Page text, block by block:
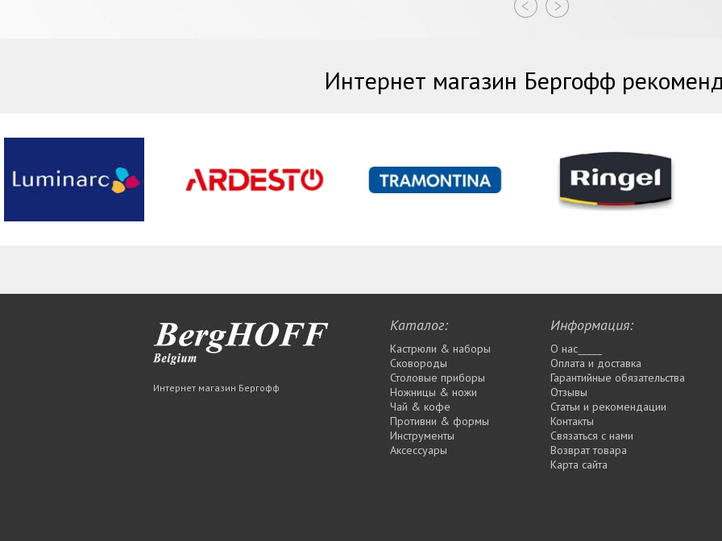
Интернет магазин Бергофф
Интернет магазин Бергофф
Каталог:
Кастрюли & наборы
Сковороды
Столовые приборы
Ножницы & ножи
Чай & кофе
Противни & формы
Инструменты
Аксессуары
Информация:
О нас_____
Оплата и доставка
Гарантийные обязательства
Отзывы
Статьи и рекомендации
Контакты
Связаться с нами
Возврат товара
Карта сайта